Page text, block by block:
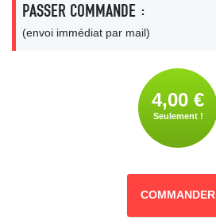
PASSER COMMANDE :
(envoi immédiat par mail)
4,00 €
Seulement !
COMMANDER